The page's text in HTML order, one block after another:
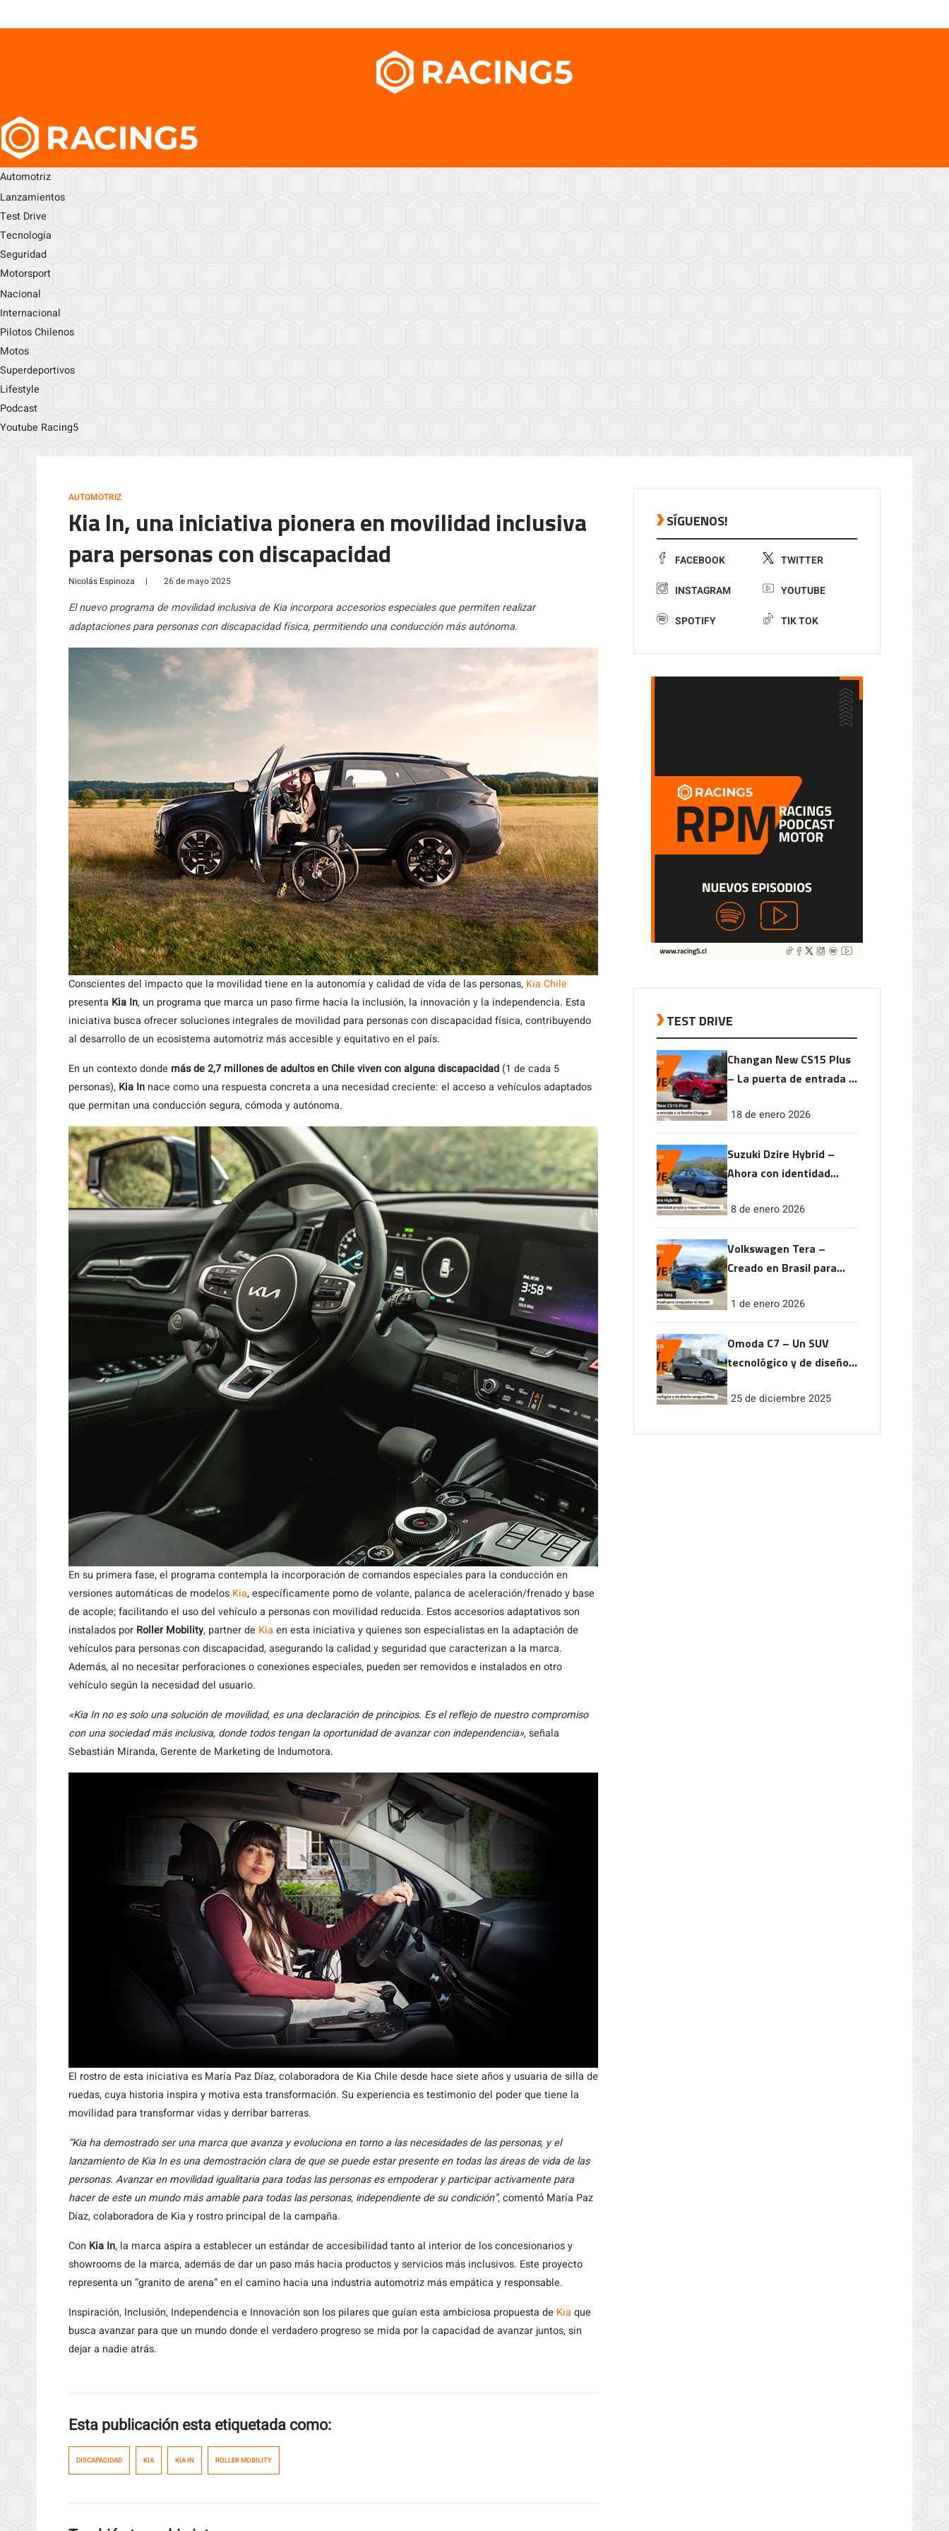
Automotriz
Lanzamientos
Test Drive
Tecnología
Seguridad
Motorsport
Nacional
Internacional
Pilotos Chilenos
Motos
Superdeportivos
Lifestyle
Podcast
Youtube Racing5
AUTOMOTRIZ
Kia In, una iniciativa pionera en movilidad inclusiva
para personas con discapacidad
Nicolás Espinoza | 26 de mayo 2025
El nuevo programa de movilidad inclusiva de Kia incorpora accesorios especiales que permiten realizar
adaptaciones para personas con discapacidad física, permitiendo una conducción más autónoma.
Conscientes del impacto que la movilidad tiene en la autonomía y calidad de vida de las personas, Kia Chile
presenta Kia In, un programa que marca un paso firme hacia la inclusión, la innovación y la independencia. Esta
iniciativa busca ofrecer soluciones integrales de movilidad para personas con discapacidad física, contribuyendo
al desarrollo de un ecosistema automotriz más accesible y equitativo en el país.
En un contexto donde más de 2,7 millones de adultos en Chile viven con alguna discapacidad (1 de cada 5
personas), Kia In nace como una respuesta concreta a una necesidad creciente: el acceso a vehículos adaptados
que permitan una conducción segura, cómoda y autónoma.
En su primera fase, el programa contempla la incorporación de comandos especiales para la conducción en
versiones automáticas de modelos Kia, específicamente pomo de volante, palanca de aceleración/frenado y base
de acople; facilitando el uso del vehículo a personas con movilidad reducida. Estos accesorios adaptativos son
instalados por Roller Mobility, partner de Kia en esta iniciativa y quienes son especialistas en la adaptación de
vehículos para personas con discapacidad, asegurando la calidad y seguridad que caracterizan a la marca.
Además, al no necesitar perforaciones o conexiones especiales, pueden ser removidos e instalados en otro
vehículo según la necesidad del usuario.
«Kia In no es solo una solución de movilidad, es una declaración de principios. Es el reflejo de nuestro compromiso
con una sociedad más inclusiva, donde todos tengan la oportunidad de avanzar con independencia», señala
Sebastián Miranda, Gerente de Marketing de Indumotora.
El rostro de esta iniciativa es María Paz Díaz, colaboradora de Kia Chile desde hace siete años y usuaria de silla de
ruedas, cuya historia inspira y motiva esta transformación. Su experiencia es testimonio del poder que tiene la
movilidad para transformar vidas y derribar barreras.
“Kia ha demostrado ser una marca que avanza y evoluciona en torno a las necesidades de las personas, y el
lanzamiento de Kia In es una demostración clara de que se puede estar presente en todas las áreas de vida de las
personas. Avanzar en movilidad igualitaria para todas las personas es empoderar y participar activamente para
hacer de este un mundo más amable para todas las personas, independiente de su condición”, comentó María Paz
Díaz, colaboradora de Kia y rostro principal de la campaña.
Con Kia In, la marca aspira a establecer un estándar de accesibilidad tanto al interior de los concesionarios y
showrooms de la marca, además de dar un paso más hacia productos y servicios más inclusivos. Este proyecto
representa un “granito de arena” en el camino hacia una industria automotriz más empática y responsable.
Inspiración, Inclusión, Independencia e Innovación son los pilares que guían esta ambiciosa propuesta de Kia que
busca avanzar para que un mundo donde el verdadero progreso se mida por la capacidad de avanzar juntos, sin
dejar a nadie atrás.
Esta publicación esta etiquetada como:
DISCAPACIDAD KIA KIA IN ROLLER MOBILITY
SÍGUENOS!
FACEBOOK TWITTER
INSTAGRAM YOUTUBE
SPOTIFY TIK TOK
TEST DRIVE
Changan New CS15 Plus
– La puerta de entrada a
18 de enero 2026
Suzuki Dzire Hybrid –
Ahora con identidad
rendimiento
8 de enero 2026
Volkswagen Tera –
Creado en Brasil para
1 de enero 2026
Omoda C7 – Un SUV
tecnológico y de diseño
25 de diciembre 2025